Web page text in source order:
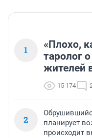
1
«Плохо,
таролог
жителей
15 174
2
планирует
происходит